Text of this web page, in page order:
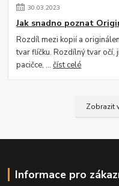
30.03.2023
Jak snadno poznat
Rozdíl mezi kopií a
tvar flíčku. Rozdílný tvar očí,
pacičce, ...číst celé
Zobrazit
Informace pro